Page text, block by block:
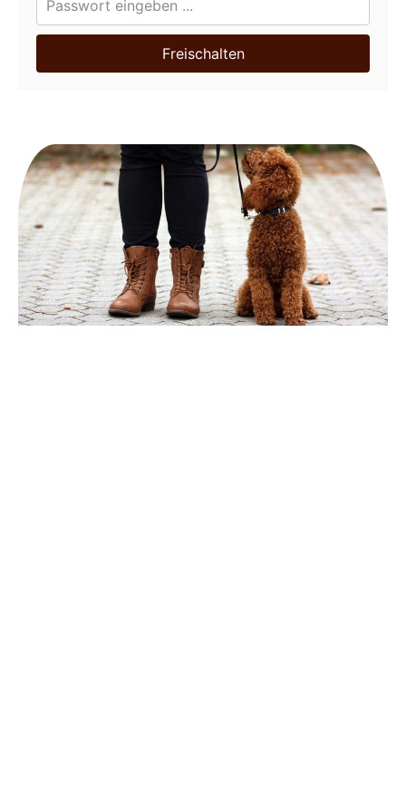
Freischalten